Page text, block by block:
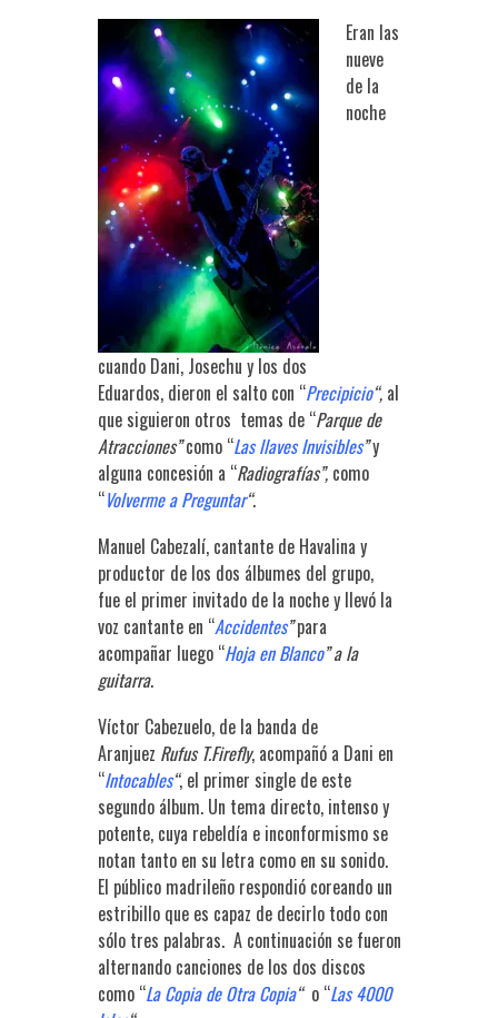
Eran las
nueve
de la
noche
cuando Dani, Josechu y los dos
Eduardos, dieron el salto con “Precipicio“,al
que siguieron otros temas de “Parque de
Atracciones”como “Las llaves Invisibles”y
alguna concesión a “Radiografías”, como
“Volverme a Preguntar“.
Manuel Cabezalí, cantante de Havalina y
productor de los dos álbumes del grupo,
fue el primer invitado de la noche y llevó la
voz cantante en “Accidentes”para
acompañar luego “Hoja en Blanco” a la
guitarra.
Víctor Cabezuelo, de la banda de
Aranjuez Rufus T.Firefly, acompañó a Dani en
“Intocables“, el primer single de este
segundo álbum. Un tema directo, intenso y
potente, cuya rebeldía e inconformismo se
notan tanto en su letra como en su sonido.
El público madrileño respondió coreando un
estribillo que es capaz de decirlo todo con
sólo tres palabras. A continuación se fueron
alternando canciones de los dos discos
como “La Copiade Otra Copia“o “Las 4000